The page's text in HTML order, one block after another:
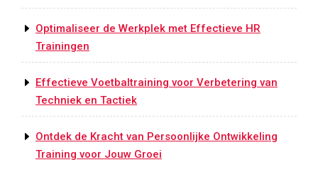
Optimaliseer de Werkplek met Effectieve HR
Trainingen
Effectieve Voetbaltraining voor Verbetering van
Techniek en Tactiek
Ontdek de Kracht van Persoonlijke Ontwikkeling
Training voor Jouw Groei